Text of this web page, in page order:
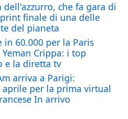
dell'azzurro, che fa gara di
finale di una delle
del pianeta
in 60.000 per la Paris
Crippa: i top
e la diretta tv
arriva a Parigi:
per la prima virtual
In arrivo